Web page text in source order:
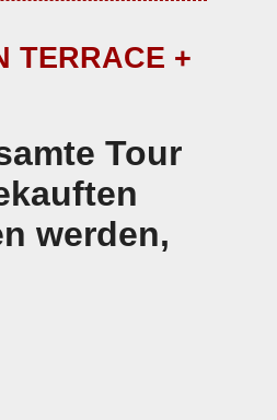
TERRACE +
Tour
werden,